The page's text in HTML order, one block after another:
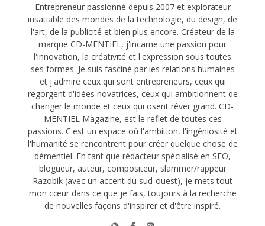
Entrepreneur passionné depuis 2007 et explorateur
insatiable des mondes de la technologie, du design, de
l'art, de la publicité et bien plus encore. Créateur de la
marque CD-MENTIEL, j'incarne une passion pour
l'innovation, la créativité et l'expression sous toutes
ses formes. Je suis fasciné par les relations humaines
et j'admire ceux qui sont entrepreneurs, ceux qui
regorgent d'idées novatrices, ceux qui ambitionnent de
changer le monde et ceux qui osent rêver grand. CD-
MENTIEL Magazine, est le reflet de toutes ces
passions. C'est un espace où l'ambition, l'ingéniosité et
l'humanité se rencontrent pour créer quelque chose de
démentiel. En tant que rédacteur spécialisé en SEO,
blogueur, auteur, compositeur, slammer/rappeur
Razobik (avec un accent du sud-ouest), je mets tout
mon cœur dans ce que je fais, toujours à la recherche
de nouvelles façons d'inspirer et d'être inspiré.